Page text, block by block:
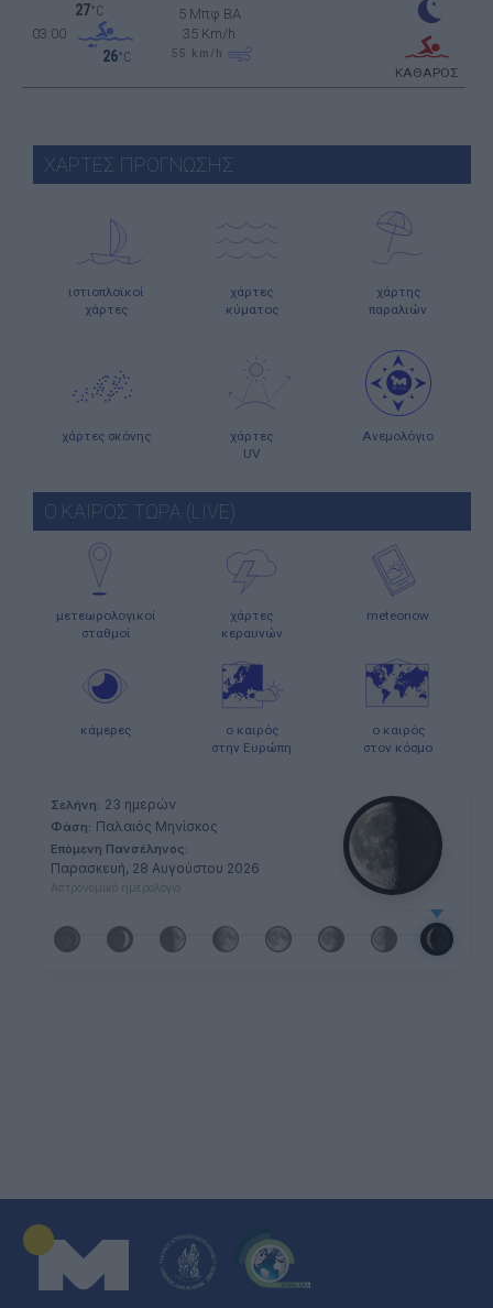
03:00
27°C
26°C
5 Μπφ BA
35 Km/h
55 km/h
ΚΑΘΑΡΟΣ
ΧΑΡΤΕΣ ΠΡΟΓΝΩΣΗΣ
ιστιοπλοϊκοί
χάρτες
χάρτες
κύματος
χάρτης
παραλιών
χάρτες σκόνης
χάρτες
UV
Ανεμολόγιο
Ο ΚΑΙΡΟΣ ΤΩΡΑ (LIVE)
μετεωρολογικοί
σταθμοί
χάρτες
κεραυνών
meteonow
κάμερες
ο καιρός
στην Ευρώπη
ο καιρός
στον κόσμο
Σελήνη: 23 ημερών
Φάση: Παλαιός Μηνίσκος
Επόμενη Πανσέληνος:
Παρασκευή, 28 Αυγούστου 2026
Αστρονομικό ημερολόγιο